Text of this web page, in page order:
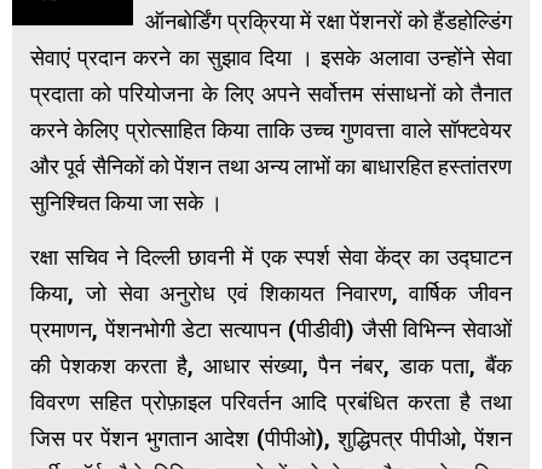
ऑनबोर्डिंग प्रक्रिया में रक्षा पेंशनरों को हैंडहोल्डिंग
सेवाएं प्रदान करने का सुझाव दिया । इसके अलावा उन्होंने सेवा
प्रदाता को परियोजना के लिए अपने सर्वोत्तम संसाधनों को तैनात
करने केलिए प्रोत्साहित किया ताकि उच्च गुणवत्ता वाले सॉफ्टवेयर
और पूर्व सैनिकों को पेंशन तथा अन्य लाभों का बाधारहित हस्तांतरण
सुनिश्चित किया जा सके ।
रक्षा सचिव ने दिल्ली छावनी में एक स्पर्श सेवा केंद्र का उद्घाटन
किया, जो सेवा अनुरोध एवं शिकायत निवारण, वार्षिक जीवन
प्रमाणन, पेंशनभोगी डेटा सत्यापन (पीडीवी) जैसी विभिन्न सेवाओं
की पेशकश करता है, आधार संख्या, पैन नंबर, डाक पता, बैंक
विवरण सहित प्रोफ़ाइल परिवर्तन आदि प्रबंधित करता है तथा
जिस पर पेंशन भुगतान आदेश (पीपीओ), शुद्धिपत्र पीपीओ, पेंशन